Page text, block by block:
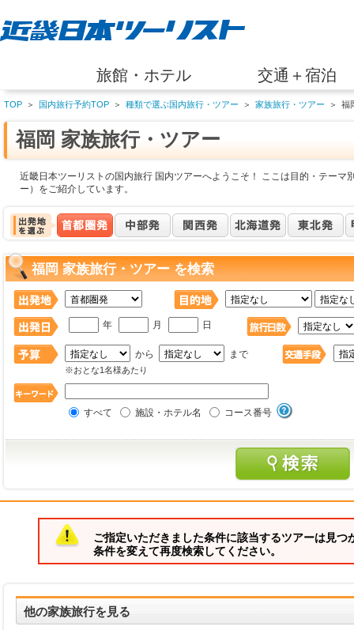
旅館・ホテル 交通＋宿泊
TOP ＞ 国内旅行予約TOP ＞ 種類で選ぶ国内旅行・ツアー ＞ 家族旅行・ツアー ＞ 福
福岡 家族旅行・ツアー
近畿日本ツーリストの国内旅行 国内ツアーへようこそ！ ここは目的・テーマ
ー）をご紹介しています。
福岡 家族旅行・ツアー を検索
年 月 日
から まで
※おとな1名様あたり
すべて 施設・ホテル名 コース番号
ご指定いただきました条件に該当するツアーは見つ
条件を変えて再度検索してください。
他の家族旅行を見る